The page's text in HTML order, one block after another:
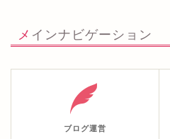
メインナビゲーション
ブログ運営